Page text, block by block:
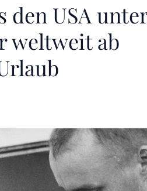
USA
weltweit ab